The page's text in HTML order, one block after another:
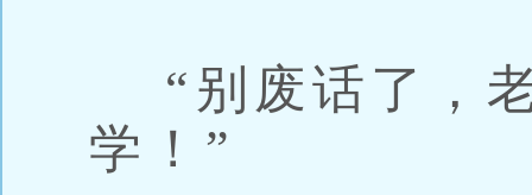
“别废话了，
学！”